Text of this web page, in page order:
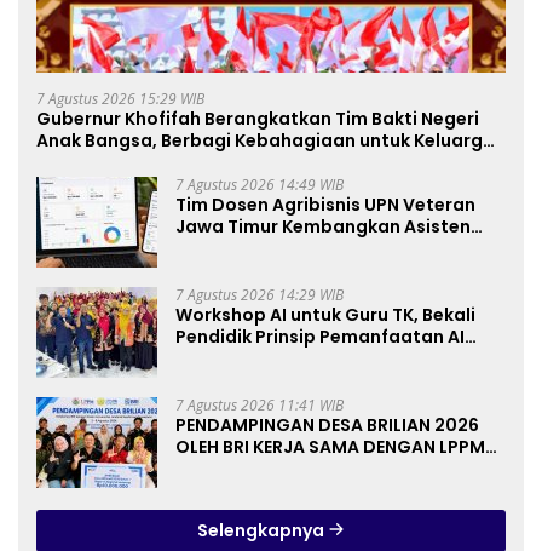
7 Agustus 2026 15:29 WIB
Gubernur Khofifah Berangkatkan Tim Bakti Negeri
Anak Bangsa, Berbagi Kebahagiaan untuk Keluarga
7 Agustus 2026 14:49 WIB
Tim Dosen Agribisnis UPN Veteran
Jawa Timur Kembangkan Asisten
7 Agustus 2026 14:29 WIB
Workshop AI untuk Guru TK, Bekali
Pendidik Prinsip Pemanfaatan AI
7 Agustus 2026 11:41 WIB
PENDAMPINGAN DESA BRILIAN 2026
OLEH BRI KERJA SAMA DENGAN LPPM
Selengkapnya